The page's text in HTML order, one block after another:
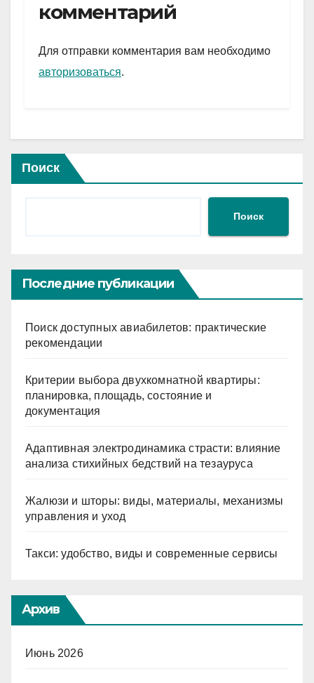
a
m
A
p
и
комментарий
Для отправки комментария вам необходимо
авторизоваться.
Поиск
Поиск
Последние публикации
Поиск доступных авиабилетов: практические
рекомендации
Критерии выбора двухкомнатной квартиры:
планировка, площадь, состояние и
документация
Адаптивная электродинамика страсти: влияние
анализа стихийных бедствий на тезауруса
Жалюзи и шторы: виды, материалы, механизмы
управления и уход
Такси: удобство, виды и современные сервисы
Архив
Июнь 2026